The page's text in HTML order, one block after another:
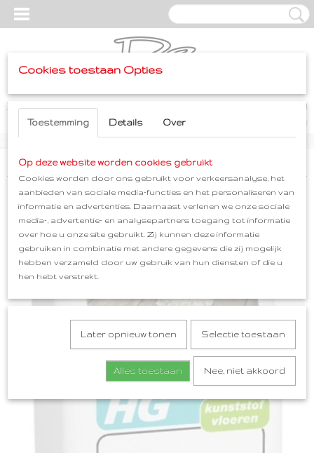
Inloggen Registreren UW WINKELWAGEN
Home>Huis & Tuin>HG pvc vloerreiniger - 1L
Cookies toestaan Opties
Toestemming Details Over
Op deze website worden cookies gebruikt
Cookies worden door ons gebruikt voor verkeersanalyse, het
aanbieden van sociale media-functies en het personaliseren van
informatie en advertenties. Daarnaast verlenen we onze sociale
media-, advertentie- en analysepartners toegang tot informatie
over hoe u onze site gebruikt. Zij kunnen deze informatie
gebruiken in combinatie met andere gegevens die zij mogelijk
hebben verzameld door uw gebruik van hun diensten of die u
hen hebt verstrekt.
Later opnieuw tonen Selectie toestaan
Alles toestaan Nee, niet akkoord